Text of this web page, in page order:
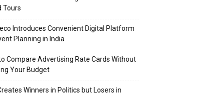
Tours
Introduces Convenient Digital Platform
Planning in India
Compare Advertising Rate Cards Without
Your Budget
Winners in Politics but Losers in